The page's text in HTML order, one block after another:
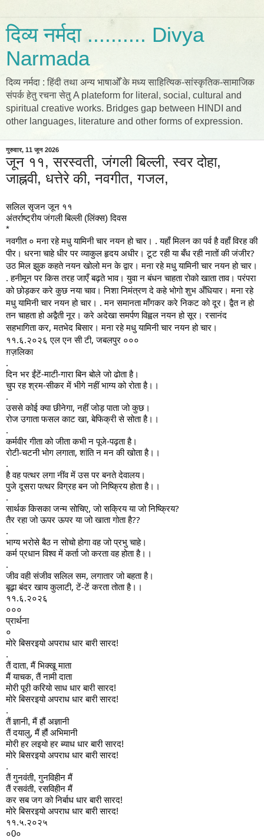
दिव्य नर्मदा .......... Divya
Narmada
दिव्य नर्मदा : हिंदी तथा अन्य भाषाओँ के मध्य साहित्यिक-सांस्कृतिक-सामाजिक
संपर्क हेतु रचना सेतु A plateform for literal, social, cultural and
spiritual creative works. Bridges gap between HINDI and
other languages, literature and other forms of expression.
गुरुवार, 11 जून 2026
जून ११, सरस्वती, जंगली बिल्ली, स्वर दोहा,
जाह्नवी, धत्तेरे की, नवगीत, गजल,
सलिल सृजन जून ११
अंतर्राष्ट्रीय जंगली बिल्ली (लिंक्स) दिवस
*
नवगीत ० मना रहे मधु यामिनी चार नयन हो चार। . यहाँ मिलन का पर्व है वहाँ विरह‌ की
पीर। धरना चाहे धीर पर व्याकुल हृदय अधीर। टूट रही या बँध रही नातों की जंजीर?
उठ मिल झुक कहते नयन खोलो मन के द्वार। मना रहे मधु यामिनी चार नयन हो चार।
. हनीमून पर किस तरह जाएँ बढ़ते भाव। युवा न बंधन चाहता रोको खाता ताव। परंपरा
को छोड़कर करे कुछ नया चाव। निशा निमंत्रण दे कहे भोगो शुभ अँधियार। मना रहे
मधु यामिनी चार नयन हो चार। . मन समानता माँगकर करे निकट को दूर। द्वैत न हो
तन चाहता हो अद्वैती नूर। करे अदेखा समर्पण विह्वल नयन हो सूर। रसानंद
सहभागिता कर, मतभेद बिसार। मना रहे मधु यामिनी चार नयन हो चार।
११.६.२०२६ एल एन सी टी, जबलपुर ०००
ग़ज़लिका
.
दिन भर ईंटें-माटी-गारा बिन बोले जो ढोता है।
चुप रह श्रम-सीकर में भीगे नहीं भाग्य को रोता है।।
.
उससे कोई क्या छीनेगा, नहीं जोड़ पाता जो कुछ।
रोज उगाता फसल काट खा, बेफिक्री से सोता है।।
.
कर्मवीर गीता को जीता कभी न पूजे-पढ़ता है।
रोटी-चटनी भोग लगाता, शांति न मन की खोता है।।
.
है वह पत्थर लगा नींव में उस पर बनते देवालय।
पुजे दूसरा पत्थर विग्रह बन जो निष्क्रिय होता है।।
.
सार्थक किसका जन्म सोचिए, जो सक्रिय या जो निष्क्रिय?
तैर रहा जो ऊपर ऊपर या जो खाता गोता है??
.
भाग्य भरोसे बैठ न सोचो होगा वह जो प्रभु चाहे।
कर्म प्रधान विश्व में कर्ता जो करता वह होता है।।
.
जीव वही संजीव सलिल सम, लगातार जो बहता है।
बूढ़ा बंदर खाय कुलाटी, टें-टें करता तोता है।।
११.६.२०२६
०००
प्रार्थना
०
मोरे बिसरइयो अपराध धार बारी सारद!
.
तैं दाता, मैं भिक्खू माता
मैं याचक, तैं नामी दाता
मोरी पूरी करियो साध धार बारी सारद!
मोरे बिसरइयो अपराध धार बारी सारद!
.
तैं ज्ञानी, मैं हौं अज्ञानी
तैं दयालु, मैं हौं अभिमानी
मोरी हर लइयो हर ब्याध धार बारी सारद!
मोरे बिसरइयो अपराध धार बारी सारद!
.
तैं गुनवंती, गुनविहीन मैं
तैं रसवंती, रसविहीन मैं
कर सब जग को निर्बाध धार बारी सारद!
मोरे बिसरइयो अपराध धार बारी सारद!
११.५.२०२५
०0०